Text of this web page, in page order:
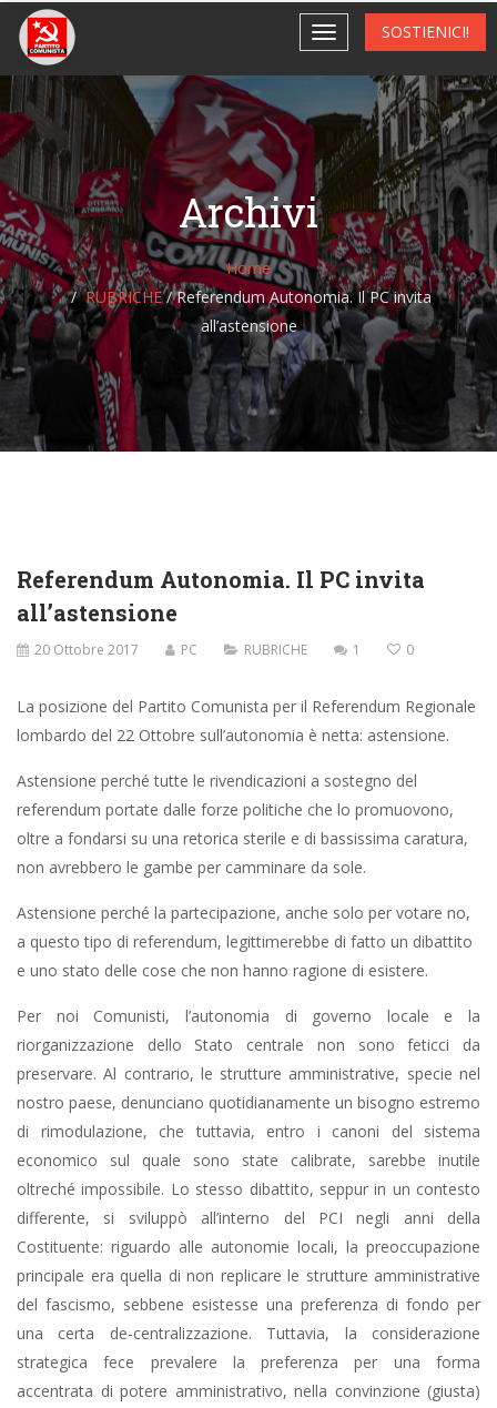
SOSTIENICI!
Archivi
Home
RUBRICHE /Referendum Autonomia. Il PC invita
all’astensione
Referendum Autonomia. Il PC invita
all’astensione
20 Ottobre 2017 PC RUBRICHE 1 0
La posizione del Partito Comunista per il Referendum Regionale
lombardo del 22 Ottobre sull’autonomia è netta: astensione.
Astensione perché tutte le rivendicazioni a sostegno del
referendum portate dalle forze politiche che lo promuovono,
oltre a fondarsi su una retorica sterile e di bassissima caratura,
non avrebbero le gambe per camminare da sole.
Astensione perché la partecipazione, anche solo per votare no,
a questo tipo di referendum, legittimerebbe di fatto un dibattito
e uno stato delle cose che non hanno ragione di esistere.
Per noi Comunisti, l’autonomia di governo locale e la
riorganizzazione dello Stato centrale non sono feticci da
preservare. Al contrario, le strutture amministrative, specie nel
nostro paese, denunciano quotidianamente un bisogno estremo
di rimodulazione, che tuttavia, entro i canoni del sistema
economico sul quale sono state calibrate, sarebbe inutile
oltreché impossibile. Lo stesso dibattito, seppur in un contesto
differente, si sviluppò all’interno del PCI negli anni della
Costituente: riguardo alle autonomie locali, la preoccupazione
principale era quella di non replicare le strutture amministrative
del fascismo, sebbene esistesse una preferenza di fondo per
una certa de-centralizzazione. Tuttavia, la considerazione
strategica fece prevalere la preferenza per una forma
accentrata di potere amministrativo, nella convinzione (giusta)